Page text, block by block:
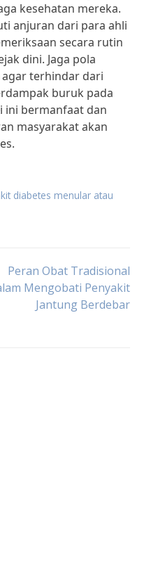
kesehatan mereka.
anjuran dari para ahli
secara rutin
dini. Jaga pola
terhindar dari
buruk pada
ini bermanfaat dan
masyarakat akan
diabetes menular atau
Peran Obat Tradisional
Mengobati Penyakit
Jantung Berdebar